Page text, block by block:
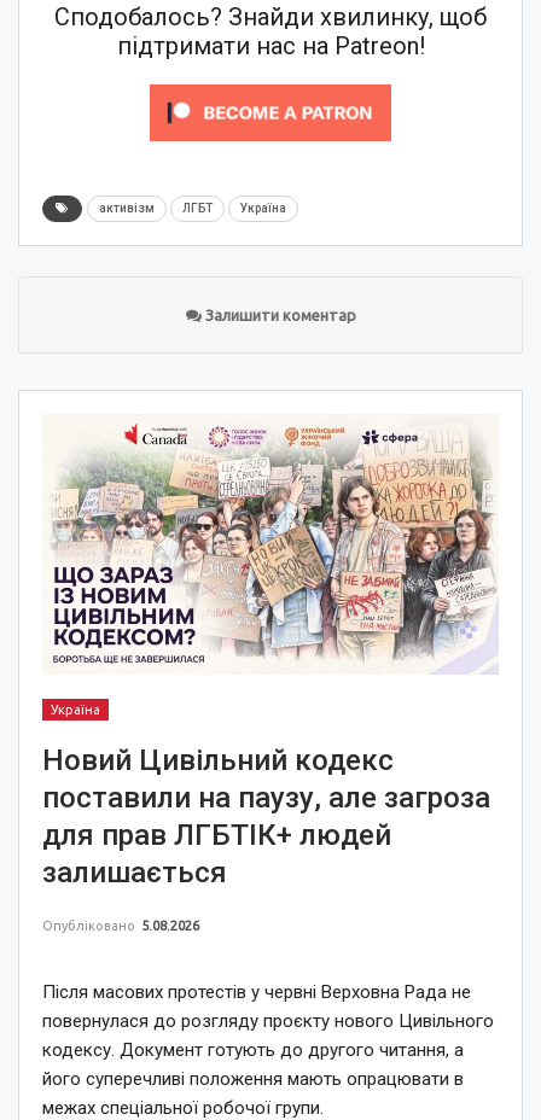
Сподобалось? Знайди хвилинку, щоб
підтримати нас на Patreon!
активізм ЛГБТ Україна
Залишити коментар
Україна
Новий Цивільний кодекс
поставили на паузу, але загроза
для прав ЛГБТІК+ людей
залишається
Опубліковано 5.08.2026
Після масових протестів у червні Верховна Рада не
повернулася до розгляду проєкту нового Цивільного
кодексу. Документ готують до другого читання, а
його суперечливі положення мають опрацювати в
межах спеціальної робочої групи.